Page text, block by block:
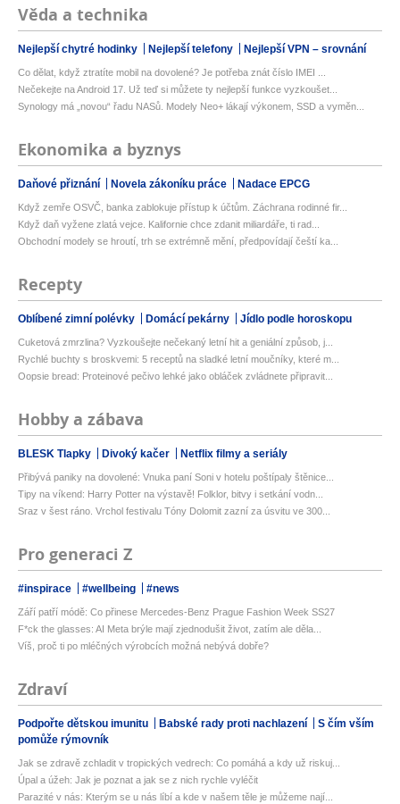
Věda a technika
Nejlepší chytré hodinky Nejlepší telefony Nejlepší VPN – srovnání
Co dělat, když ztratíte mobil na dovolené? Je potřeba znát číslo IMEI ...
Nečekejte na Android 17. Už teď si můžete ty nejlepší funkce vyzkoušet...
Synology má „novou“ řadu NASů. Modely Neo+ lákají výkonem, SSD a vyměn...
Ekonomika a byznys
Daňové přiznání Novela zákoníku práce Nadace EPCG
Když zemře OSVČ, banka zablokuje přístup k účtům. Záchrana rodinné fir...
Když daň vyžene zlatá vejce. Kalifornie chce zdanit miliardáře, ti rad...
Obchodní modely se hroutí, trh se extrémně mění, předpovídají čeští ka...
Recepty
Oblíbené zimní polévky Domácí pekárny Jídlo podle horoskopu
Cuketová zmrzlina? Vyzkoušejte nečekaný letní hit a geniální způsob, j...
Rychlé buchty s broskvemi: 5 receptů na sladké letní moučníky, které m...
Oopsie bread: Proteinové pečivo lehké jako obláček zvládnete připravit...
Hobby a zábava
BLESK Tlapky Divoký kačer Netflix filmy a seriály
Přibývá paniky na dovolené: Vnuka paní Soni v hotelu poštípaly štěnice...
Tipy na víkend: Harry Potter na výstavě! Folklor, bitvy i setkání vodn...
Sraz v šest ráno. Vrchol festivalu Tóny Dolomit zazní za úsvitu ve 300...
Pro generaci Z
#inspirace #wellbeing #news
Září patří módě: Co přinese Mercedes-Benz Prague Fashion Week SS27
F*ck the glasses: AI Meta brýle mají zjednodušit život, zatím ale děla...
Víš, proč ti po mléčných výrobcích možná nebývá dobře?
Zdraví
Podpořte dětskou imunitu Babské rady proti nachlazení
S čím vším
pomůže rýmovník
Jak se zdravě zchladit v tropických vedrech: Co pomáhá a kdy už riskuj...
Úpal a úžeh: Jak je poznat a jak se z nich rychle vyléčit
Parazité v nás: Kterým se u nás líbí a kde v našem těle je můžeme nají...